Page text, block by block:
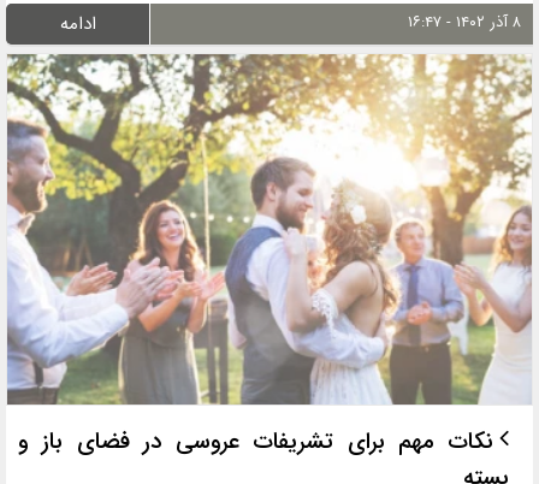
۸ آذر ۱۴۰۲ - ۱۶:۴۷ ادامه
نکات مهم برای تشریفات عروسی در فضای باز و